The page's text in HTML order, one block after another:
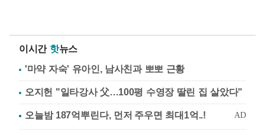
이시간 핫뉴스
'마약 자숙' 유아인, 남사친과 뽀뽀 근황
오지헌 "일타강사 父…100평 수영장 딸린 집 살았다"